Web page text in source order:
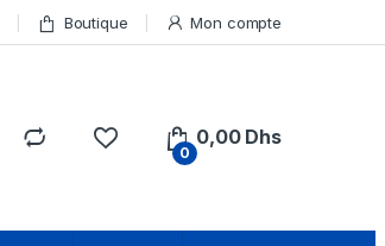
Boutique Mon compte
0
0,00 Dhs